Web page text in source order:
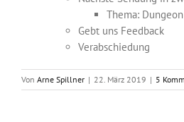
Thema:
Gebt uns Feedback
Verabschiedung
Von Arne Spillner | 22. März 2019 | 5